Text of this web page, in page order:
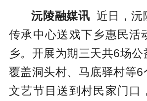
沅陵融媒讯 近日，沅
传承中心送戏下乡惠民活
乡。开展为期三天共6场
覆盖洞头村、马底驿村等6
文艺节目送到村民家门口